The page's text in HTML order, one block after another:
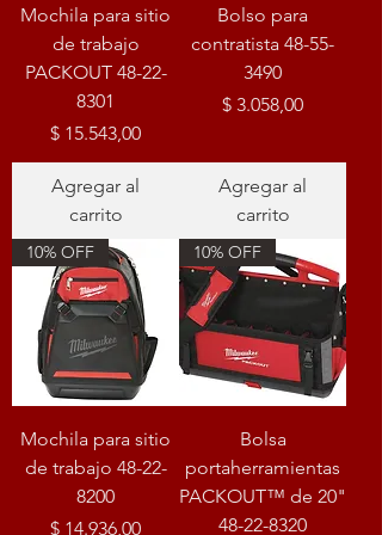
Mochila para sitio
de trabajo
PACKOUT 48-22-
8301
Precio
$ 15.543,00
Agregar al
carrito
Bolso para
contratista 48-55-
3490
Precio
$ 3.058,00
Agregar al
carrito
10% OFF
Mochila para sitio
de trabajo 48-22-
8200
Precio
$ 14.936,00
10% OFF
Bolsa
portaherramientas
PACKOUT™ de 20"
48-22-8320